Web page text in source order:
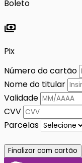
Boleto
payments
Pix
Número do cartão
Nome do titular
Validade
CVV
Parcelas
Finalizar com cartão